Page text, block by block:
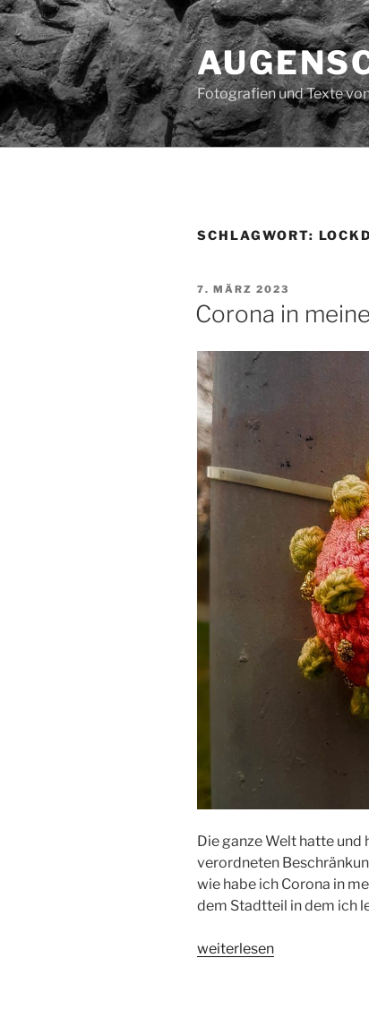
Zum
Inhalt
springen
Fotografien und Texte
SCHLAGWORT:
VERÖFFENTLICHT
AM
7. MÄRZ 2023
Corona in
Die ganze Welt hatte und
verordneten
wie habe ich Corona in
dem Stadtteil in dem ich
„Corona
weiterlesen